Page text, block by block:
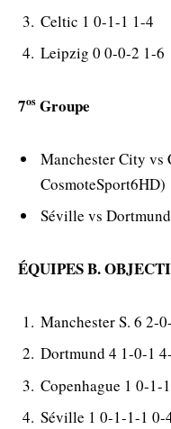
Celtic 1 0-1-1 1-4
Leipzig 0 0-0-2 1-6
7os Groupe
Manchester City vs
CosmoteSport6HD)
Séville vs
ÉQUIPES B.
Manchester S. 6 2-
Dortmund 4 1-0-1
Copenhague 1 0-1-
Séville 1 0-1-1-1 0-